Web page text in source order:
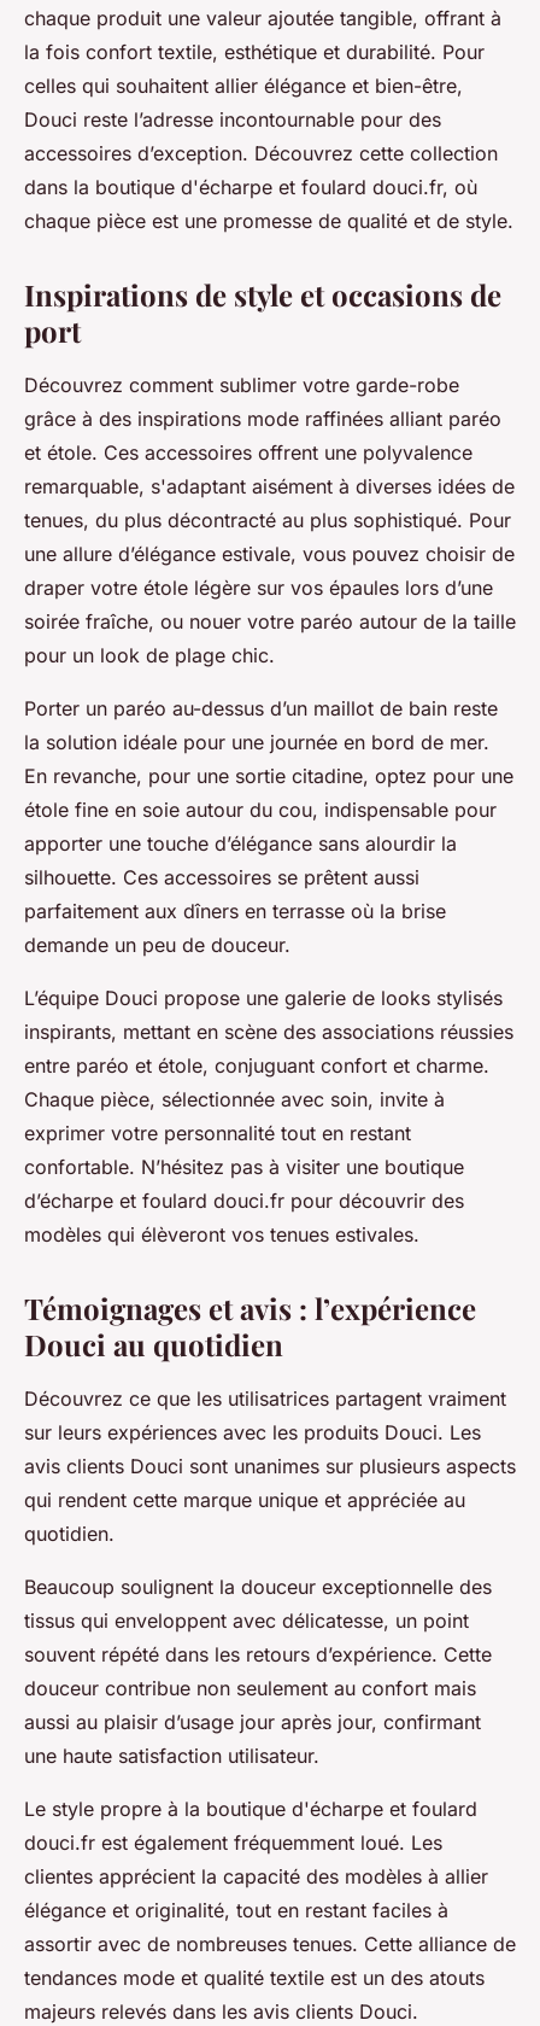
chaque produit une valeur ajoutée tangible, offrant à
la fois confort textile, esthétique et durabilité. Pour
celles qui souhaitent allier élégance et bien-être,
Douci reste l’adresse incontournable pour des
accessoires d’exception. Découvrez cette collection
dans la boutique d'écharpe et foulard douci.fr, où
chaque pièce est une promesse de qualité et de style.
Inspirations de style et occasions de
port
Découvrez comment sublimer votre garde-robe
grâce à des inspirations mode raffinées alliant paréo
et étole. Ces accessoires offrent une polyvalence
remarquable, s'adaptant aisément à diverses idées de
tenues, du plus décontracté au plus sophistiqué. Pour
une allure d’élégance estivale, vous pouvez choisir de
draper votre étole légère sur vos épaules lors d’une
soirée fraîche, ou nouer votre paréo autour de la taille
pour un look de plage chic.
Porter un paréo au-dessus d’un maillot de bain reste
la solution idéale pour une journée en bord de mer.
En revanche, pour une sortie citadine, optez pour une
étole fine en soie autour du cou, indispensable pour
apporter une touche d’élégance sans alourdir la
silhouette. Ces accessoires se prêtent aussi
parfaitement aux dîners en terrasse où la brise
demande un peu de douceur.
L’équipe Douci propose une galerie de looks stylisés
inspirants, mettant en scène des associations réussies
entre paréo et étole, conjuguant confort et charme.
Chaque pièce, sélectionnée avec soin, invite à
exprimer votre personnalité tout en restant
confortable. N’hésitez pas à visiter une boutique
d’écharpe et foulard douci.fr pour découvrir des
modèles qui élèveront vos tenues estivales.
Témoignages et avis : l’expérience
Douci au quotidien
Découvrez ce que les utilisatrices partagent vraiment
sur leurs expériences avec les produits Douci. Les
avis clients Douci sont unanimes sur plusieurs aspects
qui rendent cette marque unique et appréciée au
quotidien.
Beaucoup soulignent la douceur exceptionnelle des
tissus qui enveloppent avec délicatesse, un point
souvent répété dans les retours d’expérience. Cette
douceur contribue non seulement au confort mais
aussi au plaisir d’usage jour après jour, confirmant
une haute satisfaction utilisateur.
Le style propre à la boutique d'écharpe et foulard
douci.fr est également fréquemment loué. Les
clientes apprécient la capacité des modèles à allier
élégance et originalité, tout en restant faciles à
assortir avec de nombreuses tenues. Cette alliance de
tendances mode et qualité textile est un des atouts
majeurs relevés dans les avis clients Douci.